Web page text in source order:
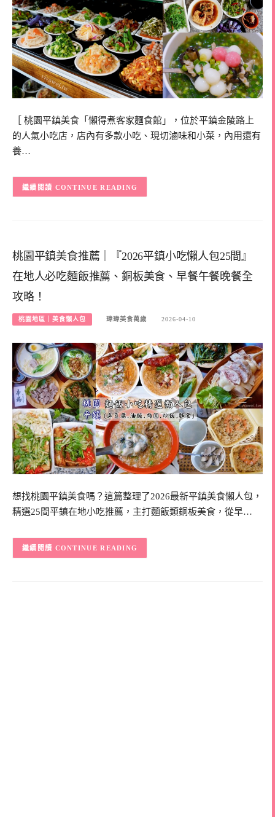
［ 桃園平鎮美食「懶得煮客家麵食館」，位於平鎮金陵路上
的人氣小吃店，店內有多款小吃、現切滷味和小菜，內用還有
養…
CONTINUE READING
桃園平鎮美食推薦｜『2026平鎮小吃懶人包25間』
在地人必吃麵飯推薦、銅板美食、早餐午餐晚餐全
攻略！
桃園地區｜美食懶人包 瑋瑋美食萬歲 2026-04-10
想找桃園平鎮美食嗎？這篇整理了2026最新平鎮美食懶人包，
精選25間平鎮在地小吃推薦，主打麵飯類銅板美食，從早…
CONTINUE READING